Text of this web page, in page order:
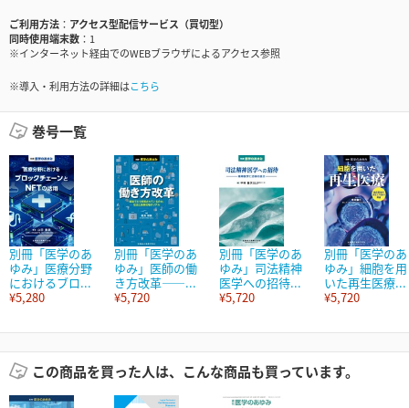
ご利用方法
アクセス型配信サービス（買切型）
同時使用端末数
1
※インターネット経由でのWEBブラウザによるアクセス参照
※導入・利用方法の詳細はこちら
巻号一覧
別冊「医学のあ
ゆみ」医療分野
におけるブロ...
¥5,280
別冊「医学のあ
ゆみ」医師の働
き方改革――...
¥5,720
別冊「医学のあ
ゆみ」司法精神
医学への招待...
¥5,720
別冊「医学のあ
ゆみ」細胞を用
いた再生医療...
¥5,720
この商品を買った人は、こんな商品も買っています。